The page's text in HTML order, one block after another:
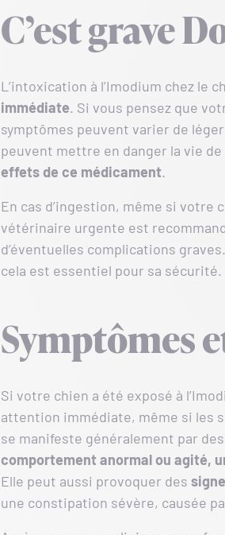
C’est grave
L’intoxication à l’Imodium chez le
immédiate. Si vous pensez que
symptômes peuvent varier de
peuvent mettre en danger la vie
effets de ce médicament.
En cas d’ingestion, même si votre
vétérinaire urgente est
d’éventuelles complications
cela est essentiel pour sa sécurité.
Symptômes
Si votre chien a été exposé à
attention immédiate, même si les
se manifeste généralement par
comportement anormal ou agité,
Elle peut aussi provoquer des
une constipation sévère, causée